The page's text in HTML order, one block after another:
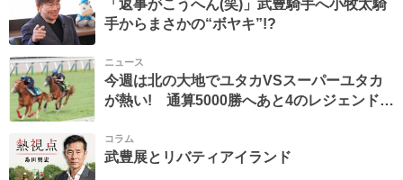
「返事がこうへん(笑)」武豊騎手へ小牧太騎
手からまさかの“ボヤキ”!?
ニュース
今週は北の大地でユタカVSスーパーユタカ
が熱い! 通算5000勝へあと4のレジェンド
(笑)」7月5日の函館5R・2歳新馬戦
コラム
武豊展とリバティアイランド